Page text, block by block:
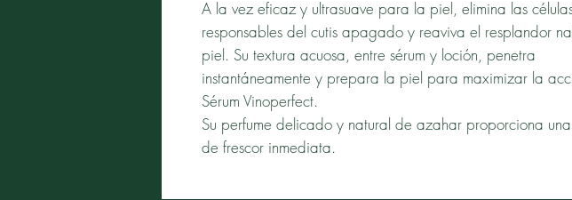
A la vez eficaz y ultrasuave para la piel, elimina las
responsables del cutis apagado y reaviva el resplandor
piel. Su textura acuosa, entre sérum y loción, penetra
instantáneamente y prepara la piel para maximizar la
Sérum Vinoperfect.
Su perfume delicado y natural de azahar proporciona una
de frescor inmediata.